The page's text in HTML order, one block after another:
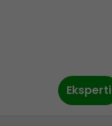
Eksperti